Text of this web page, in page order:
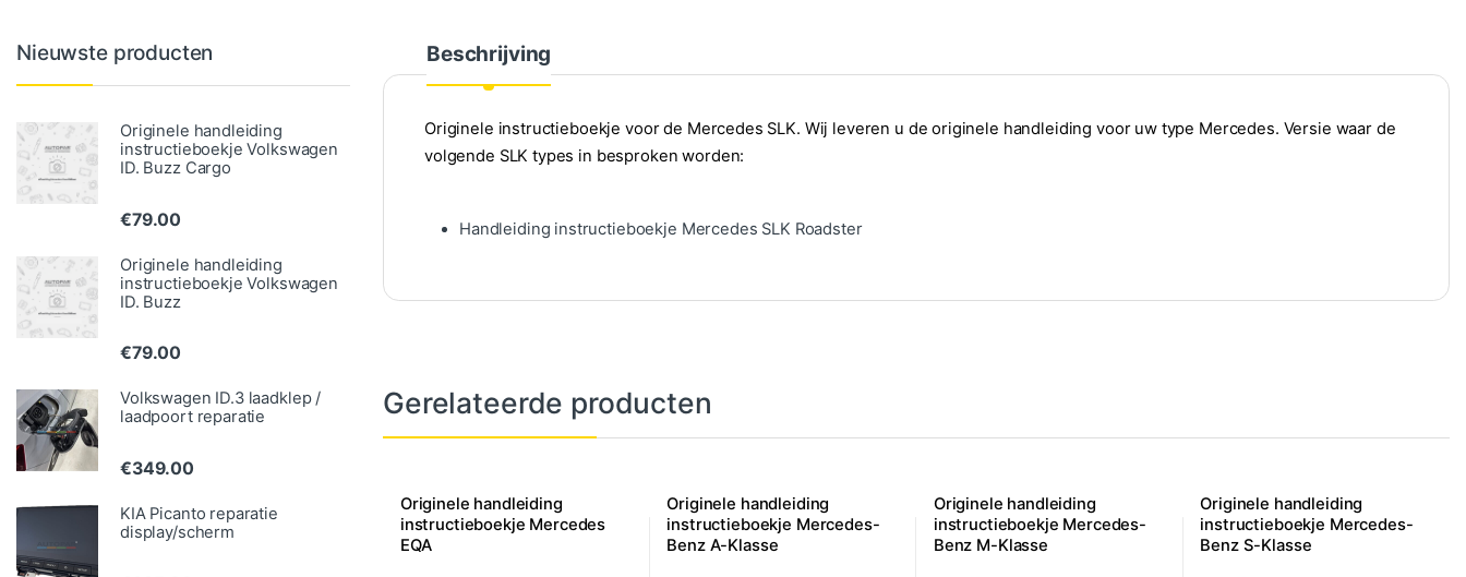
Beschrijving
Originele instructieboekje voor de Mercedes SLK. Wij leveren u de originele handleiding voor uw type Mercedes. Versie waar de
volgende SLK types in besproken worden:
Handleiding instructieboekje Mercedes SLK Roadster
Gerelateerde producten
Originele handleiding
instructieboekje Mercedes
EQA
Originele handleiding
instructieboekje Mercedes-
Benz A-Klasse
Originele handleiding
instructieboekje Mercedes-
Benz M-Klasse
Originele handleiding
instructieboekje Mercedes-
Benz S-Klasse
Nieuwste producten
Originele handleiding
instructieboekje Volkswagen
ID. Buzz Cargo
€79.00
Originele handleiding
instructieboekje Volkswagen
ID. Buzz
€79.00
Volkswagen ID.3 laadklep /
laadpoort reparatie
€349.00
KIA Picanto reparatie
display/scherm